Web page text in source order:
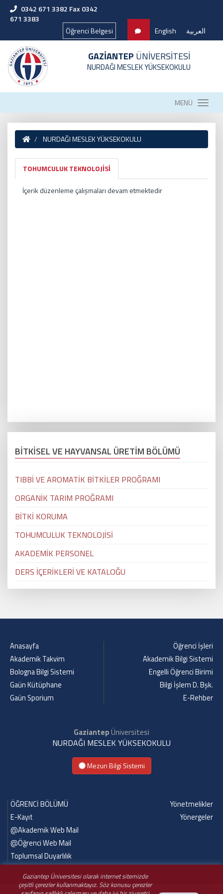
0342 671 3382 Fax 0342
671 3383
Öğrenci Belgesi
English العربية
GAZİANTEP ÜNİVERSİTESİ
NURDAĞI MESLEK YÜKSEKOKULU
MENÜ
Gaziantep Üniversitesi olarak internet sitemizde
çeşitli çerezler kullanmaktayız. Söz konusu çerezler
NURDAĞI MESLEK YÜKSEKOKULU
TOHUMCULUK TEKNOLOJİSİ
İçerik düzenleme çalışmaları devam etmektedir
BİTKİSEL VE HAYVANSAL ÜRETİM BÖLÜMÜ
TIBBİ VE AROMATİK BİTKİLER PROĞRAMI
ORGANİK TARIM PROĞRAMI
BİTKİ KORUMA
TOHUMCULUK TEKNOLOJİSİ
AKADEMİK PERSONEL
DERS İÇERİKLERİ VE KATALOĞU
Anasayfa
Akademik Takvim
Bologna Bilgi Sistemi
Gaün Kütüphane
Gaün Sporium
Öğrenci İşleri
Akademik Bilgi Sistemi
Engelli Öğrenci Birimi
Bilgi İşlem D. Bşk.
E-Rehber
GaziantepÜniversitesi
NURDAĞI MESLEK YÜKSEKOKULU
Mezun Bilgi Sistemi
ÖĞRENCİ BÖLÜMÜ
E-Kayıt
@Akademik Web Mail
@Öğrenci Web Mail
Toplumsal Duyarlılık
Yönetmelikler
Yönergeler